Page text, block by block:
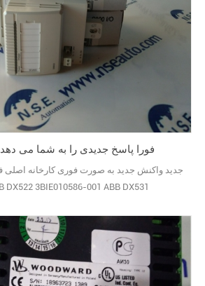
abb cv-861 فورا پاسخ جدیدی را به شما می دهد